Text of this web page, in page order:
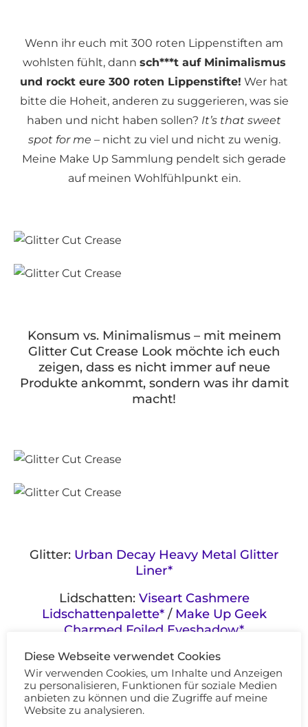
Wenn ihr euch mit 300 roten Lippenstiften am
wohlsten fühlt, dann sch***t auf Minimalismus
und rockt eure 300 roten Lippenstifte! Wer hat
bitte die Hoheit, anderen zu suggerieren, was sie
haben und nicht haben sollen? It’s that sweet
spot for me – nicht zu viel und nicht zu wenig.
Meine Make Up Sammlung pendelt sich gerade
auf meinen Wohlfühlpunkt ein.
Konsum vs. Minimalismus – mit meinem
Glitter Cut Crease Look möchte ich euch
zeigen, dass es nicht immer auf neue
Produkte ankommt, sondern was ihr damit
macht!
Glitter: Urban Decay Heavy Metal Glitter
Liner*
Lidschatten: Viseart Cashmere
Lidschattenpalette*/ Make Up Geek
Charmed Foiled Eyeshadow*
Lippen:Bite Beauty Amuse Bouche
Lippenstift in Honeycomb*
Make Up:Revlon Colorstay Foundation*
Diese Webseite verwendet Cookies
Wir verwenden Cookies, um Inhalte und Anzeigen
zu personalisieren, Funktionen für soziale Medien
anbieten zu können und die Zugriffe auf meine
Website zu analysieren.